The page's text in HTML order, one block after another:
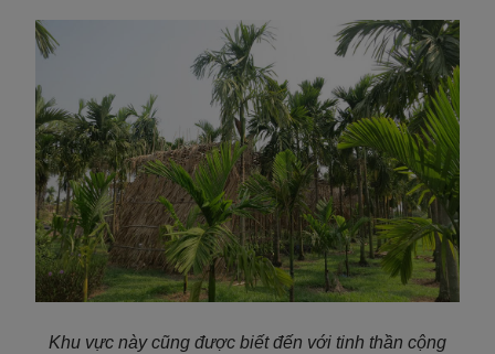
Khu vực này cũng được biết đến với tinh thần cộng